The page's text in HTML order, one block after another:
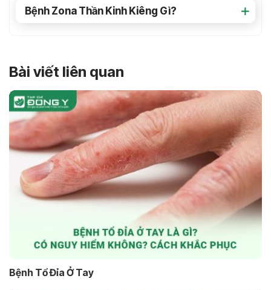
Bệnh Zona Thần Kinh Kiêng Gì?
Bài viết liên quan
Bệnh Tổ Đỉa Ở Tay